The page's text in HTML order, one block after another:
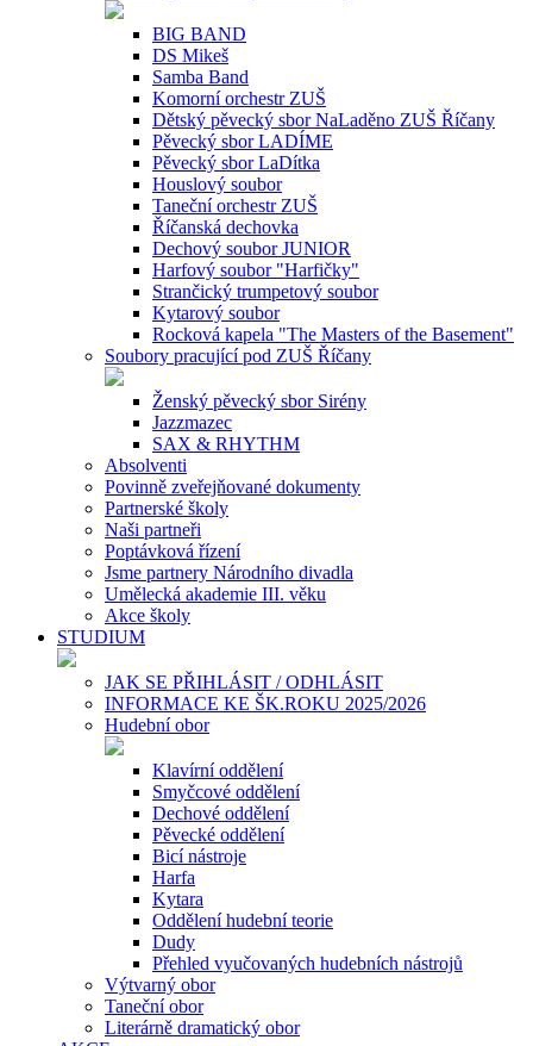
BIG BAND
DS Mikeš
Samba Band
Komorní orchestr ZUŠ
Dětský pěvecký sbor NaLaděno ZUŠ Říčany
Pěvecký sbor LADÍME
Pěvecký sbor LaDítka
Houslový soubor
Taneční orchestr ZUŠ
Říčanská dechovka
Dechový soubor JUNIOR
Harfový soubor "Harfičky"
Strančický trumpetový soubor
Kytarový soubor
Rocková kapela "The Masters of the Basement"
Soubory pracující pod ZUŠ Říčany
Ženský pěvecký sbor Sirény
Jazzmazec
SAX & RHYTHM
Absolventi
Povinně zveřejňované dokumenty
Partnerské školy
Naši partneři
Poptávková řízení
Jsme partnery Národního divadla
Umělecká akademie III. věku
Akce školy
STUDIUM
JAK SE PŘIHLÁSIT / ODHLÁSIT
INFORMACE KE ŠK.ROKU 2025/2026
Hudební obor
Klavírní oddělení
Smyčcové oddělení
Dechové oddělení
Pěvecké oddělení
Bicí nástroje
Harfa
Kytara
Oddělení hudební teorie
Dudy
Přehled vyučovaných hudebních nástrojů
Výtvarný obor
Taneční obor
Literárně dramatický obor